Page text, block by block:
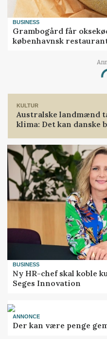
BUSINESS
Grambogård får
københavnsk
KULTUR
Australske landmænd
klima: Det kan
BUSINESS
Ny HR-chef skal koble
Seges Innovation
ANNONCE
Der kan være penge